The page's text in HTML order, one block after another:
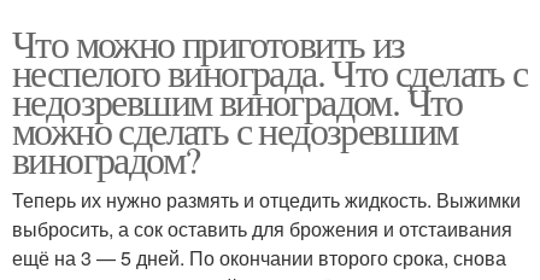
Что можно приготовить из
неспелого винограда. Что сделать с
недозревшим виноградом. Что
можно сделать с недозревшим
виноградом?
Теперь их нужно размять и отцедить жидкость. Выжимки
выбросить, а сок оставить для брожения и отстаивания
ещё на 3 — 5 дней. По окончании второго срока, снова